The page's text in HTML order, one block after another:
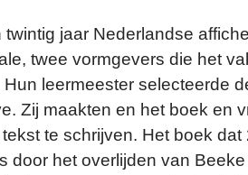
twintig jaar Nederlandse
twee vormgevers die het
leermeester selecteerde
Zij maakten en het boek en
te schrijven. Het boek dat
door het overlijden van